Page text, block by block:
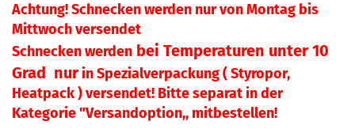
Achtung! Schnecken werden nur von Montag bis
Mittwoch versendet
Schnecken werden bei Temperaturen unter 10
Grad nurin Spezialverpackung ( Styropor,
Heatpack ) versendet! Bitte separat in der
Kategorie "Versandoption,, mitbestellen!